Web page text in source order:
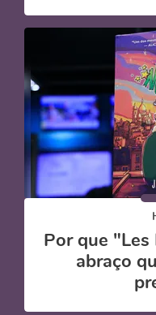
Por que
abraço